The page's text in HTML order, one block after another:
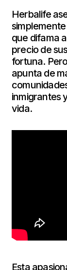
Herbalife
que difama
precio de
fortuna.
apunta de
inmigrantes
vida.
Esta